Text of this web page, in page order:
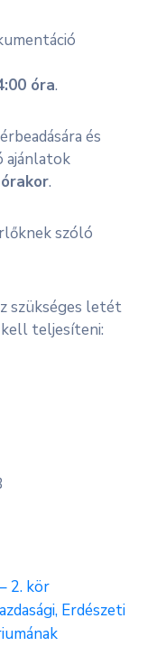
óra.
és
ajánlatok
.
szóló
szükséges letét
teljesíteni:
2. kör
Erdészeti